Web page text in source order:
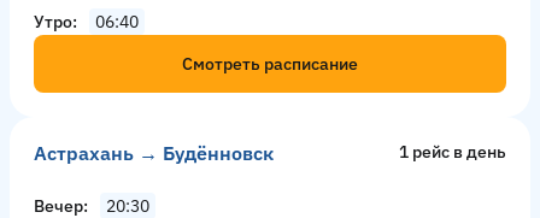
Утро
06:40
Смотреть расписание
Астрахань → Будённовск 1 рейс в день
Вечер
20:30